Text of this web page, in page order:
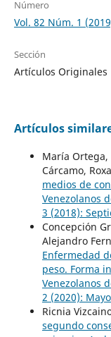
Número
Vol. 82 Núm. 1
Sección
Artículos Originales
Artículos
María Ortega,
Cárcamo,
medios de
Venezolanos
3 (2018):
Concepción
Alejandro
Enfermedad
peso. Forma
Venezolanos
2 (2020):
Ricnia
segundo